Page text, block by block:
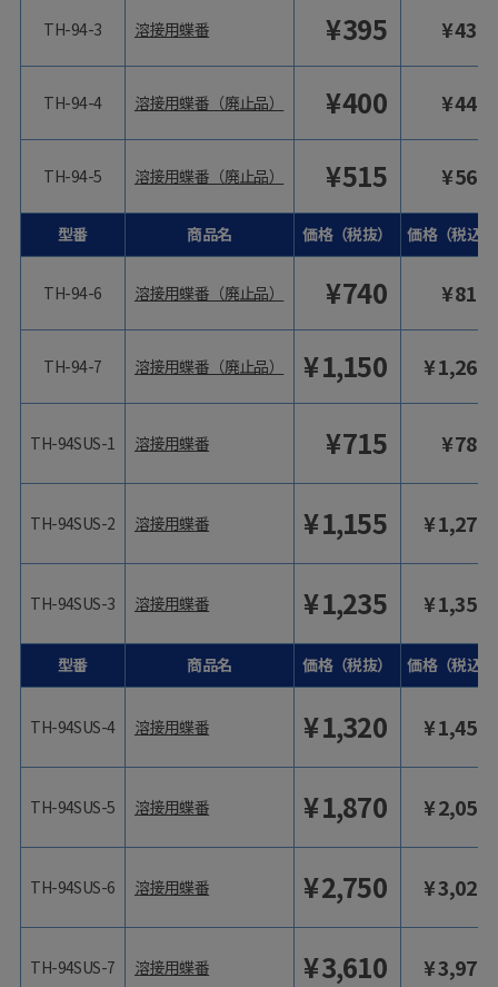
TH-94-3
TH-94-4
TH-94-5
型番
TH-94-6
TH-94-7
TH-94SUS-1
TH-94SUS-2
TH-94SUS-3
型番
TH-94SUS-4
TH-94SUS-5
TH-94SUS-6
TH-94SUS-7
溶接用蝶番 ¥395 ¥435
溶接用蝶番（廃止品） ¥400 ¥440
溶接用蝶番（廃止品） ¥515 ¥567
商品名 価格（税抜） 価格（税込）
溶接用蝶番（廃止品） ¥740 ¥814
溶接用蝶番（廃止品） ¥1,150 ¥1,265
溶接用蝶番 ¥715 ¥787
溶接用蝶番 ¥1,155 ¥1,271
溶接用蝶番 ¥1,235 ¥1,359
商品名 価格（税抜） 価格（税込）
溶接用蝶番 ¥1,320 ¥1,452
溶接用蝶番 ¥1,870 ¥2,057
溶接用蝶番 ¥2,750 ¥3,025
溶接用蝶番 ¥3,610 ¥3,971